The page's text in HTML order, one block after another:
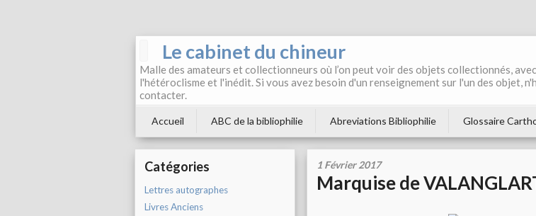
Le cabinet du chineur
Malle des amateurs et collectionneurs où l’on peut voir des objets collectionnés,
l'hétéroclisme et l'inédit. Si vous avez besoin d'un renseignement sur l'un des objet,
contacter.
Accueil ABC de la bibliophilie Abreviations Bibliophilie Glossaire
Catégories
Lettres autographes
Livres Anciens
1 Février 2017
Marquise de